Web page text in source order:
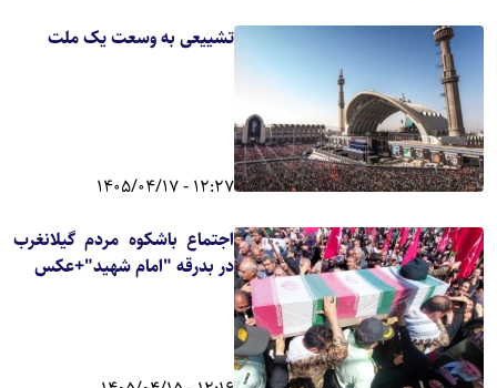
تشییعی به وسعت یک ملت
12:27 - 1405/04/17
اجتماع باشکوه مردم گیلانغرب
در بدرقه "امام شهید"+عکس